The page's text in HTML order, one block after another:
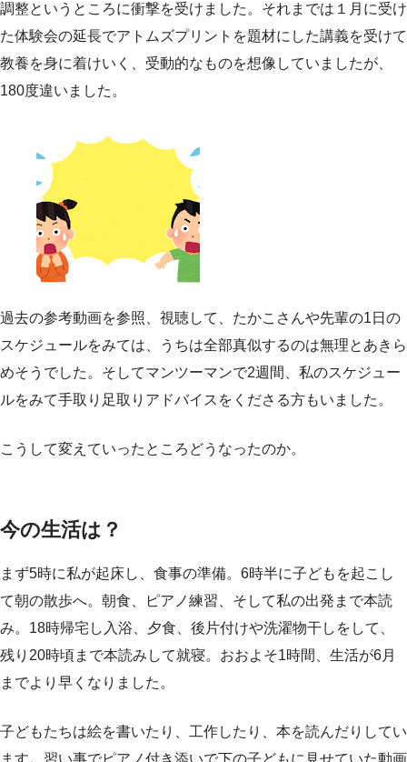
調整というところに衝撃を受けました。それまでは１月に受け
た体験会の延長でアトムズプリントを題材にした講義を受けて
教養を身に着けいく、受動的なものを想像していましたが、
180度違いました。
過去の参考動画を参照、視聴して、たかこさんや先輩の1日の
スケジュールをみては、うちは全部真似するのは無理とあきら
めそうでした。そしてマンツーマンで2週間、私のスケジュー
ルをみて手取り足取りアドバイスをくださる方もいました。
こうして変えていったところどうなったのか。
今の生活は？
まず5時に私が起床し、食事の準備。6時半に子どもを起こし
て朝の散歩へ。朝食、ピアノ練習、そして私の出発まで本読
み。18時帰宅し入浴、夕食、後片付けや洗濯物干しをして、
残り20時頃まで本読みして就寝。おおよそ1時間、生活が6月
までより早くなりました。
子どもたちは絵を書いたり、工作したり、本を読んだりしてい
ます。習い事でピアノ付き添いで下の子どもに見せていた動画